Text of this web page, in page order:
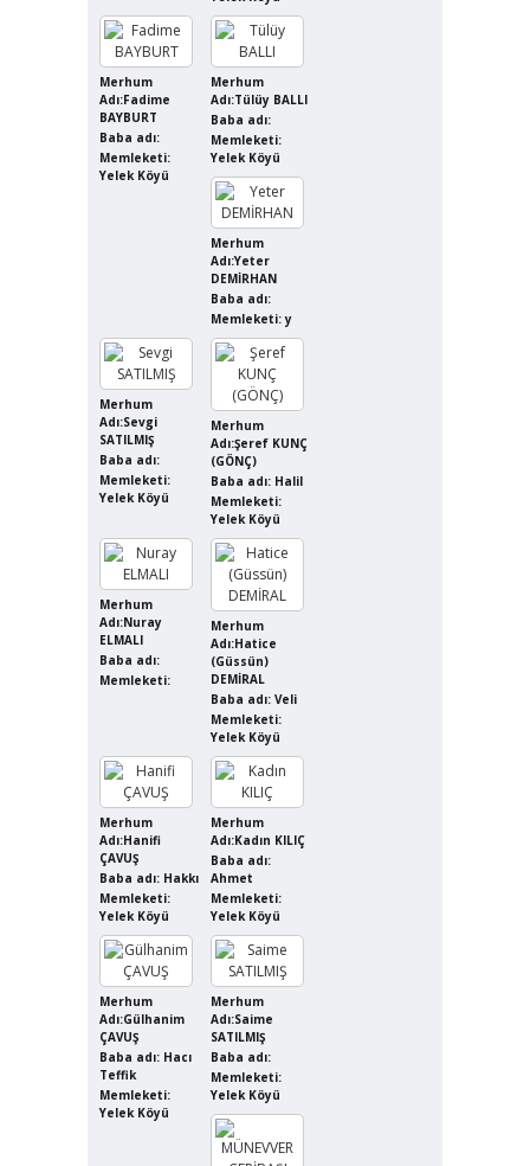
Merhum
Adı:Fadime
BAYBURT
Baba adı:
Memleketi:
Yelek Köyü
Merhum
Adı:Tülüy BALLI
Baba adı:
Memleketi:
Yelek Köyü
Merhum
Adı:Yeter
DEMİRHAN
Baba adı:
Memleketi: y
Merhum
Adı:Sevgi
SATILMIŞ
Baba adı:
Memleketi:
Yelek Köyü
Merhum
Adı:Şeref KUNÇ
(GÖNÇ)
Baba adı: Halil
Memleketi:
Yelek Köyü
Merhum
Adı:Nuray
ELMALI
Baba adı:
Memleketi:
Merhum
Adı:Hatice
(Güssün)
DEMİRAL
Baba adı: Veli
Memleketi:
Yelek Köyü
Merhum
Adı:Hanifi
ÇAVUŞ
Baba adı: Hakkı
Memleketi:
Yelek Köyü
Merhum
Adı:Kadın KILIÇ
Baba adı:
Ahmet
Memleketi:
Yelek Köyü
Merhum
Adı:Gülhanim
ÇAVUŞ
Baba adı: Hacı
Teffik
Memleketi:
Yelek Köyü
Merhum
Adı:Saime
SATILMIŞ
Baba adı:
Memleketi:
Yelek Köyü